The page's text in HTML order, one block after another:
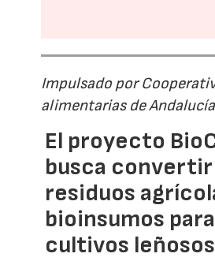
Impulsado por
alimentarias de Andalucía
El proyecto
busca convertir
residuos
bioinsumos para
cultivos leñosos